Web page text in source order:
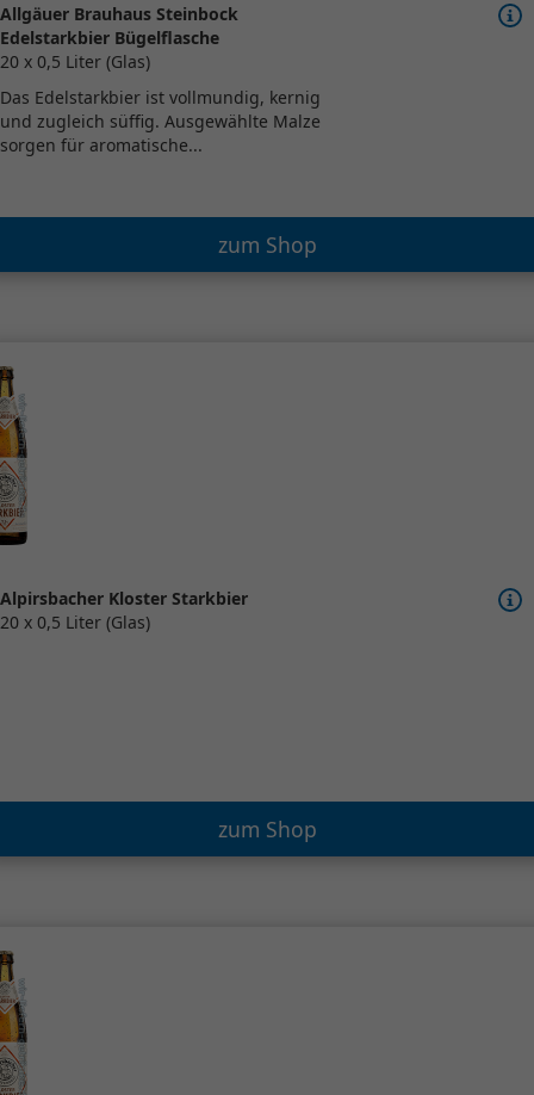
Allgäuer Brauhaus Steinbock
Edelstarkbier Bügelflasche
20 x 0,5 Liter (Glas)
Das Edelstarkbier ist vollmundig, kernig
und zugleich süffig. Ausgewählte Malze
sorgen für aromatische...
zum Shop
Alpirsbacher Kloster Starkbier
20 x 0,5 Liter (Glas)
zum Shop